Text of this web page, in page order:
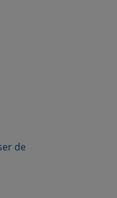
de